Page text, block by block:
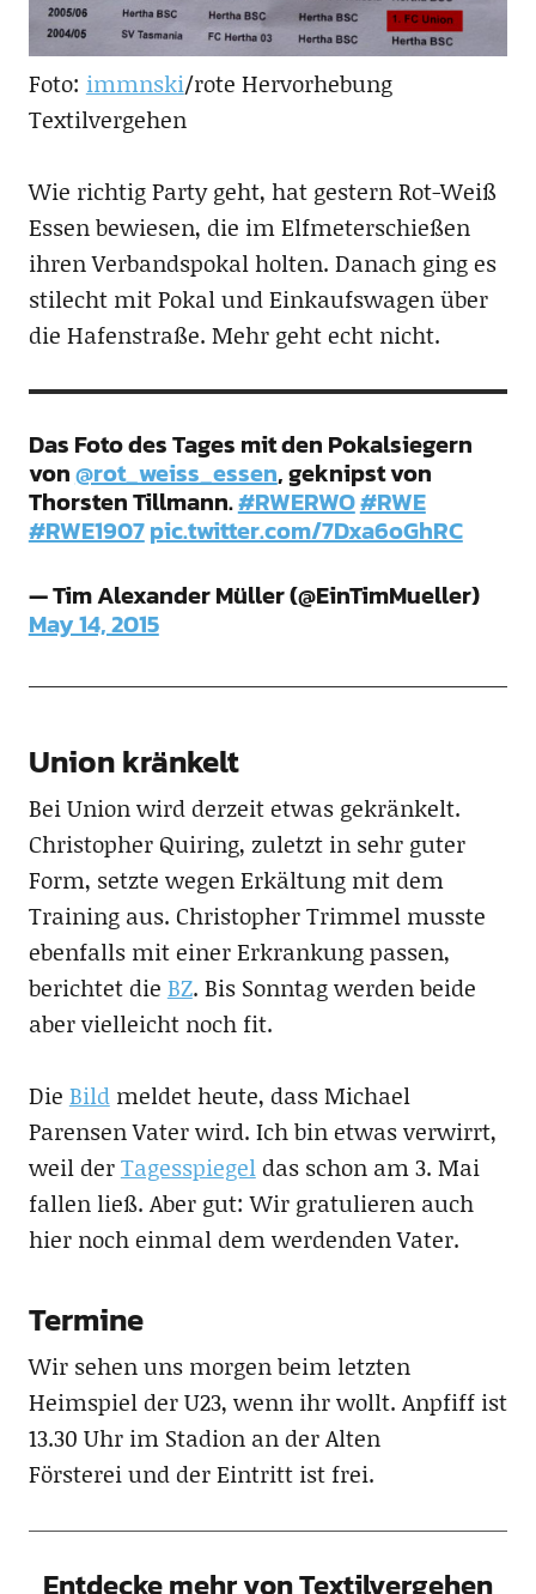
Foto: immnski/rote Hervorhebung
Textilvergehen
Wie richtig Party geht, hat gestern Rot-Weiß
Essen bewiesen, die im Elfmeterschießen
ihren Verbandspokal holten. Danach ging es
stilecht mit Pokal und Einkaufswagen über
die Hafenstraße. Mehr geht echt nicht.
Das Foto des Tages mit den Pokalsiegern
von@rot_weiss_essen, geknipst von
Thorsten Tillmann.#RWERWO#RWE
#RWE1907pic.twitter.com/7Dxa6oGhRC
— Tim Alexander Müller (@EinTimMueller)
May 14, 2015
Union kränkelt
Bei Union wird derzeit etwas gekränkelt.
Christopher Quiring, zuletzt in sehr guter
Form, setzte wegen Erkältung mit dem
Training aus. Christopher Trimmel musste
ebenfalls mit einer Erkrankung passen,
berichtet die BZ. Bis Sonntag werden beide
aber vielleicht noch fit.
Die Bildmeldet heute, dass Michael
Parensen Vater wird. Ich bin etwas verwirrt,
weil derTagesspiegeldas schon am 3. Mai
fallen ließ. Aber gut: Wir gratulieren auch
hier noch einmal dem werdenden Vater.
Termine
Wir sehen uns morgen beim letzten
Heimspiel der U23, wenn ihr wollt. Anpfiff ist
13.30 Uhr im Stadion an der Alten
Försterei und der Eintritt ist frei.
Entdecke mehr von Textilvergehen